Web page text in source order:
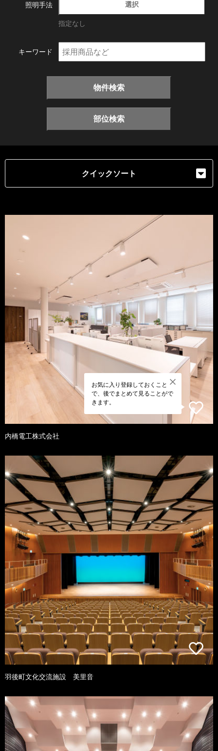
照明手法 選択
指定なし
キーワード
物件検索
部位検索
クイックソート
お気に入り登録しておくこと
で、後でまとめて見ることがで
きます。
内橋電工株式会社
羽後町文化交流施設 美里音